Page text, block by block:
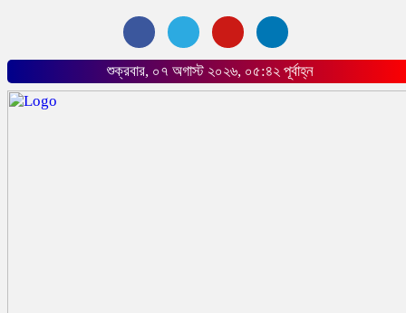
শুক্রবার, ০৭ অগাস্ট ২০২৬, ০৫:৪২ পূর্বাহ্ন